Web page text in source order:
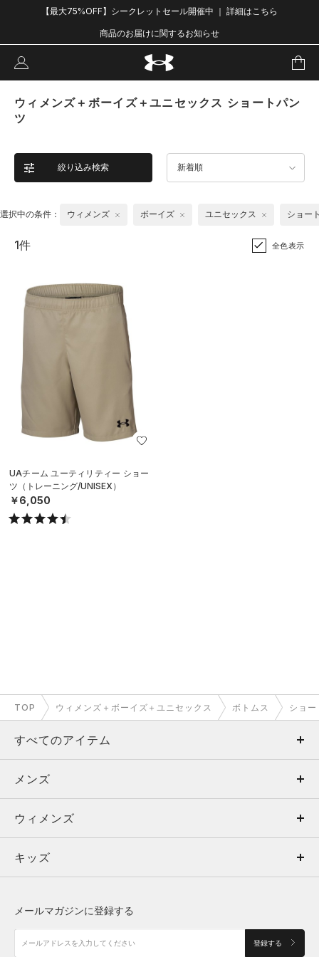
【最大75%OFF】シークレットセール開催中 ｜ 詳細はこちら
商品のお届けに関するお知らせ
ウィメンズ＋ボーイズ＋ユニセックス ショートパン
ツ
絞り込み検索 新着順
選択中の条件： ウィメンズ ボーイズ ユニセックス ショー
1件 全色表示
UAチーム ユーティリティー ショー
ツ（トレーニング/UNISEX）
￥6,050
TOP ウィメンズ＋ボーイズ＋ユニセックス ボトムス ショ
すべてのアイテム
メンズ
ウィメンズ
キッズ
アクセサリー
メンズ
トップス
ボトムス
アクセサリー
ウィメンズ
トップス
シューズ
キッズ
メールマガジンに登録する
登録する